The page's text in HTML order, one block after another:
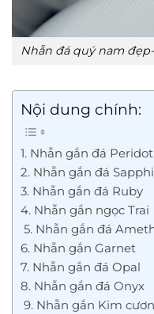
Nhẫn đá quý nam
Nội dung chính:
1. Nhẫn gắn đá
2. Nhẫn gắn đá
3. Nhẫn gắn đá Ruby
4. Nhẫn gắn ngọc Trai
5. Nhẫn gắn đá
6. Nhẫn gắn Garnet
7. Nhẫn gắn đá Opal
8. Nhẫn gắn đá Onyx
9. Nhẫn gắn Kim